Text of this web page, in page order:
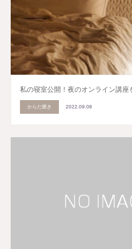
私の寝室公開！夜のオンライン講座
からだ磨き 2022.09.08